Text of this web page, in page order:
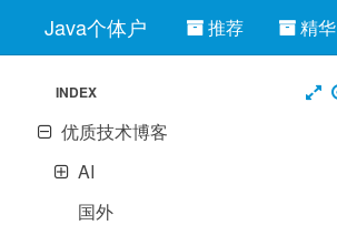
Java个体户 推荐 精华
INDEX
优质技术博客
AI
国外